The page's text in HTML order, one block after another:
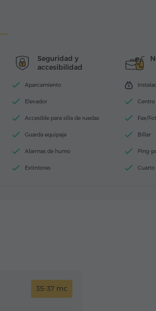
Seguridad y
accesibilidad
Aparcamiento
Elevador
Accesible para silla de ruedas
Guarda equipaje
Alarmas de humo
Extintores
Fax/
Billar
Ping-
Cuarto
35-37 mc